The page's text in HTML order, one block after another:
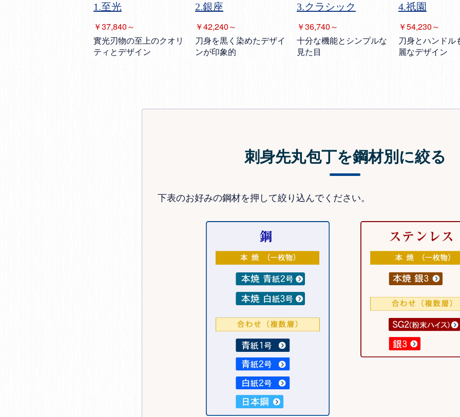
1.至光
￥37,840～
實光刃物の至上のクオリ
ティとデザイン
2.銀座
￥42,240～
刀身を黒く染めたデザイ
ンが印象的
3.クラシック
￥36,740～
十分な機能とシンプルな
見た目
4.祇園
￥54,230～
刀身とハンドル
麗なデザイン
刺身先丸包丁を鋼材別に絞る
下表のお好みの鋼材を押して絞り込んでください。